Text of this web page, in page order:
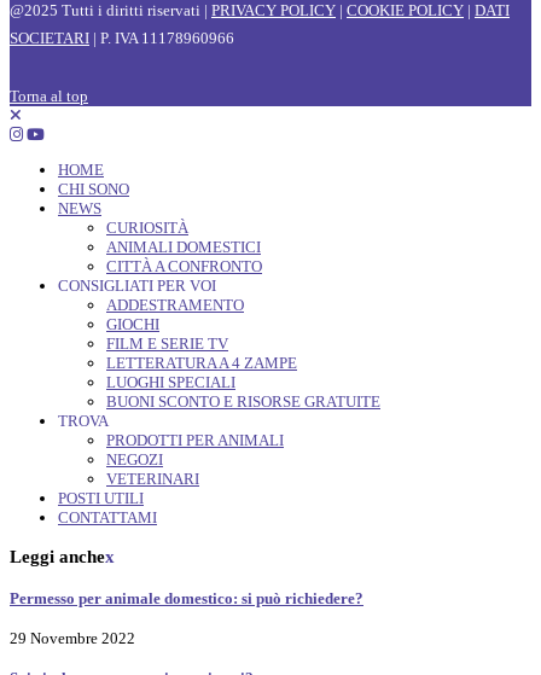
@2025 Tutti i diritti riservati | PRIVACY POLICY | COOKIE POLICY | DATI
SOCIETARI | P. IVA 11178960966
Torna al top
HOME
CHI SONO
NEWS
CURIOSITÀ
ANIMALI DOMESTICI
CITTÀ A CONFRONTO
CONSIGLIATI PER VOI
ADDESTRAMENTO
GIOCHI
FILM E SERIE TV
LETTERATURA A 4 ZAMPE
LUOGHI SPECIALI
BUONI SCONTO E RISORSE GRATUITE
TROVA
PRODOTTI PER ANIMALI
NEGOZI
VETERINARI
POSTI UTILI
CONTATTAMI
Leggi anchex
Permesso per animale domestico: si può richiedere?
29 Novembre 2022